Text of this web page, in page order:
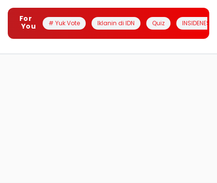
For
You
# Yuk Vote Iklanin di IDN Quiz INSIDENESIA